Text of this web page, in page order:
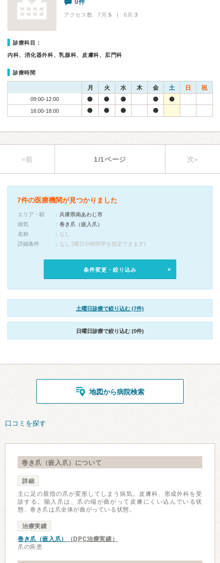
0件
アクセス数 7月:5 | 6月:3
診療科目：
内科、消化器外科、乳腺科、皮膚科、肛門科
診療時間
月 火 水 木 金 土 日 祝
09:00-12:00
16:00-18:00
«前 1/1ページ 次»
7件の医療機関が見つかりました
エリア・駅
兵庫県南あわじ市
病気
巻き爪（嵌入爪）
名称
なし
詳細条件
なし (曜日や時間帯を指定できます)
条件変更・絞り込み
土曜日診療で絞り込む (7件)
日曜日診療で絞り込む (0件)
地図から病院検索
口コミを探す
巻き爪（嵌入爪）について
詳細
主に足の親指の爪が変形してしまう病気。皮膚科、形成外科を受
診する。陥入爪は、爪の端が曲がって皮膚にくい込んでいる状
態、巻き爪は爪全体が曲がっている状態。
治療実績
巻き爪（嵌入爪）
（DPC治療実績）
爪の疾患